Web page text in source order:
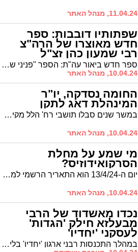
11.04.24, מנהל האתר
שפתותיו דובבות: ספר
חדש מאוצרו של הרה"צ
רבי שמעון כהן זצ"ל
ספר חדש ביאור עה"ת: הספר "פניני שמעון" - ויקרא להגה"צ רבי שמעון כהן זצ"ל התקבל בברכה לאחר שיצא בחודש האחרון
10.04.24, מנהל האתר
החומה נסדקה, יו"ר
המינהלת דאג לתקן
במשך שנים סבלו תושבי רח' הלל מקיר רעוע. פניה אחת ליו"ר מינהלת רובע ז' הביאה לתיקון הליקוי
10.04.24, מנהל האתר
מי שמע על מחלת
הסרקואידוזיס?
יום ה-13/4/24 הוא התאריך הרשמי למחלת הסרקוראידוזיס. ביום זה יוארו מבנים ומונומנטים באור סגול ובאשדוד, החל ממחר, נאיר גם אנחנו את כיכר המפרשים ואת כיכר עין השמש, ונתרום את חלקנו לקמפיין ההסברה שנועד להגביר את המודעות למחלה ולהכרות עם התסמינים ודרכי הטיפול. כל מה שצריך לדעת על הסרקואידוזיס
10.04.24, מנהל האתר
נכדו מאשדוד של הרבי
מבעלזא חילק 'הגדות'
לעסקני 'יחדיו'
במהלך התכנסות רבני ארגון 'יחדיו' בליל אמש, הרב חיים מאיר רוקח, נכדו של האדמו"ר מבעלזא שליט"א, חילק כרכי 'הגדה של פסח' לרבני הארגון